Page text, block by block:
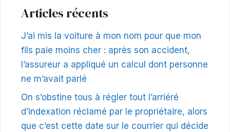
Articles récents
J’ai mis la voiture à mon nom pour que mon
fils paie moins cher : après son accident,
l’assureur a appliqué un calcul dont personne
ne m’avait parlé
On s’obstine tous à régler tout l’arriéré
d’indexation réclamé par le propriétaire, alors
que c’est cette date sur le courrier qui décide